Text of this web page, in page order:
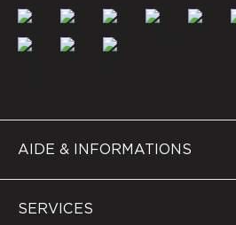
AIDE & INFORMATIONS
SERVICES